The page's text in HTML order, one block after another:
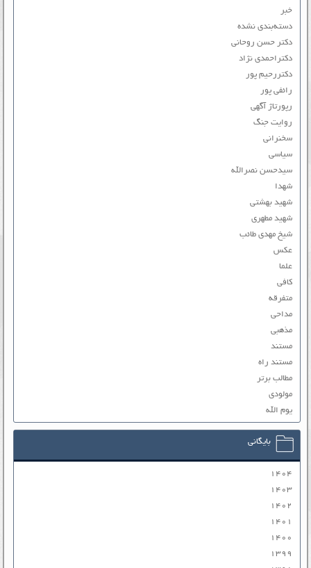
خبر
دسته‌بندی نشده
دکتر حسن روحانی
دکتراحمدی نژاد
دکتررحیم پور
رائفی پور
رپورتاژ آگهی
روایت جنگ
سخنرانی
سیاسی
سیدحسن نصرالله
شهدا
شهید بهشتی
شهید مطهری
شیخ مهدی طائب
عکس
علما
کافی
متفرقه
مداحی
مذهبی
مستند
مستند راه
مطالب برتر
مولودی
یوم الله
بایگانی
۱۴۰۴
۱۴۰۳
۱۴۰۲
۱۴۰۱
۱۴۰۰
۱۳۹۹